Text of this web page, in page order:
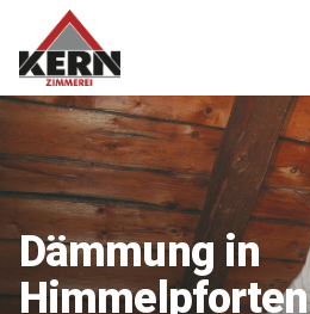
Dämmung in
Himmelpforten